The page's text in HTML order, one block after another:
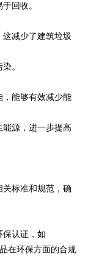
回收。
减少了建筑垃圾
。
，能够有效减少能
源，进一步提高
关标准和规范，确
保认证，如
在环保方面的合规